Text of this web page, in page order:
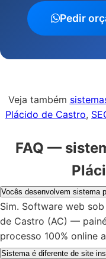
Pedir
Veja também
Plácido de Castro,
FAQ —
Vocês desenvolvem sistema
Sim. Software web
de Castro (AC) —
processo 100% online
Sistema é diferente de site